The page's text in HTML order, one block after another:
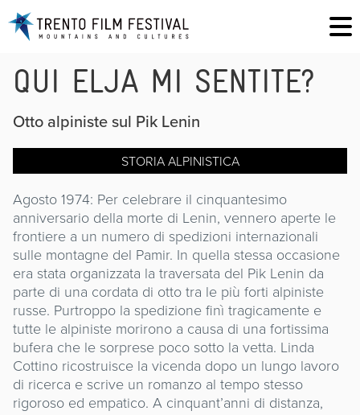
QUI ELJA MI SENTITE?
Otto alpiniste sul Pik Lenin
STORIA ALPINISTICA
Agosto 1974: Per celebrare il cinquantesimo
anniversario della morte di Lenin, vennero aperte le
frontiere a un numero di spedizioni internazionali
sulle montagne del Pamir. In quella stessa occasione
era stata organizzata la traversata del Pik Lenin da
parte di una cordata di otto tra le più forti alpiniste
russe. Purtroppo la spedizione finì tragicamente e
tutte le alpiniste morirono a causa di una fortissima
bufera che le sorprese poco sotto la vetta. Linda
Cottino ricostruisce la vicenda dopo un lungo lavoro
di ricerca e scrive un romanzo al tempo stesso
rigoroso ed empatico. A cinquant’anni di distanza,